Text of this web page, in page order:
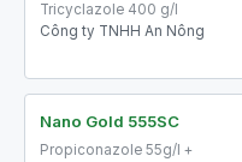
Tricyclazole 400 g/l
Công ty TNHH An Nông
Nano Gold 555SC
Propiconazole 55g/l +